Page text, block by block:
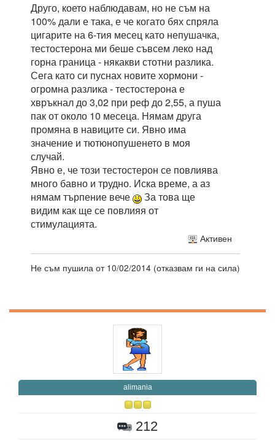
Друго, което наблюдавам, но не съм на
100% дали е така, е че когато бях спряла
цигарите на 6-тия месец като непушачка,
тестостерона ми беше съвсем леко над
горна граница - някакви стотни разлика.
Сега като си пуснах новите хормони -
огромна разлика - тестостерона е
хвръкнал до 3,02 при реф до 2,55, а пуша
пак от около 10 месеца. Нямам друга
промяна в навиците си. Явно има
значение и тютюнопушенето в моя
случай.
Явно е, че този тестостерон се повлиява
много бавно и трудно. Иска време, а аз
нямам търпение вече
За това ще
видим как ще се повлияя от
стимулацията.
Активен
Не съм пушила от 10/02/2014 (отказвам ги на сила)
alimania
212